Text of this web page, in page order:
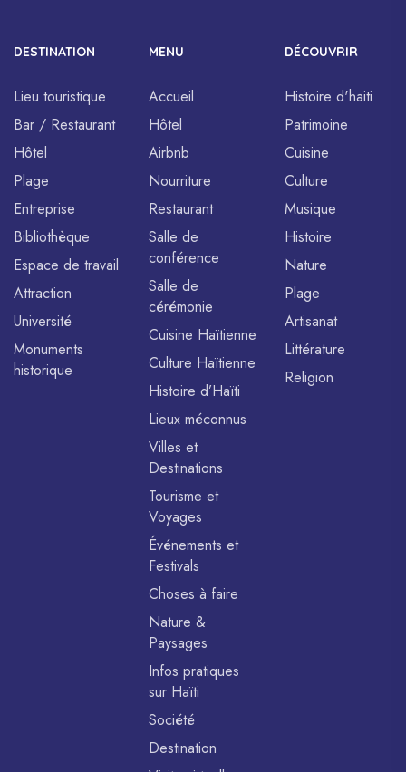
DESTINATION
Lieu touristique
Bar / Restaurant
Hôtel
Plage
Entreprise
Bibliothèque
Espace de travail
Attraction
Université
Monuments
historique
MENU
Accueil
Hôtel
Airbnb
Nourriture
Restaurant
Salle de
conférence
Salle de
cérémonie
Cuisine Haïtienne
Culture Haïtienne
Histoire d’Haïti
Lieux méconnus
Villes et
Destinations
Tourisme et
Voyages
Événements et
Festivals
Choses à faire
Nature &
Paysages
Infos pratiques
sur Haïti
Société
Destination
DÉCOUVRIR
Histoire d'haiti
Patrimoine
Cuisine
Culture
Musique
Histoire
Nature
Plage
Artisanat
Littérature
Religion